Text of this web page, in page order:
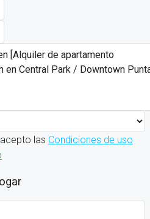
las Condiciones de uso